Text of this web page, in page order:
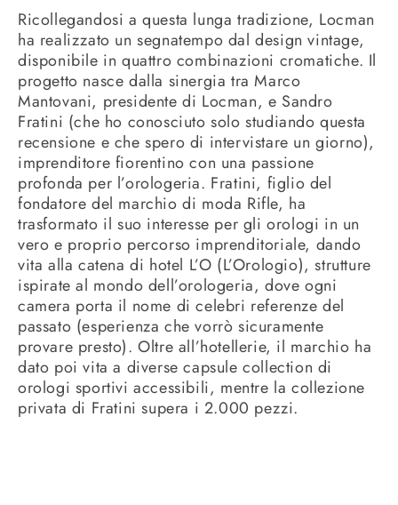
Ricollegandosi a questa lunga tradizione, Locman
ha realizzato un segnatempo dal design vintage,
disponibile in quattro combinazioni cromatiche. Il
progetto nasce dalla sinergia tra Marco
Mantovani, presidente di Locman, e Sandro
Fratini (che ho conosciuto solo studiando questa
recensione e che spero di intervistare un giorno),
imprenditore fiorentino con una passione
profonda per l’orologeria. Fratini, figlio del
fondatore del marchio di moda Rifle, ha
trasformato il suo interesse per gli orologi in un
vero e proprio percorso imprenditoriale, dando
vita alla catena di hotel L’O (L’Orologio), strutture
ispirate al mondo dell’orologeria, dove ogni
camera porta il nome di celebri referenze del
passato (esperienza che vorrò sicuramente
provare presto). Oltre all’hotellerie, il marchio ha
dato poi vita a diverse capsule collection di
orologi sportivi accessibili, mentre la collezione
privata di Fratini supera i 2.000 pezzi.